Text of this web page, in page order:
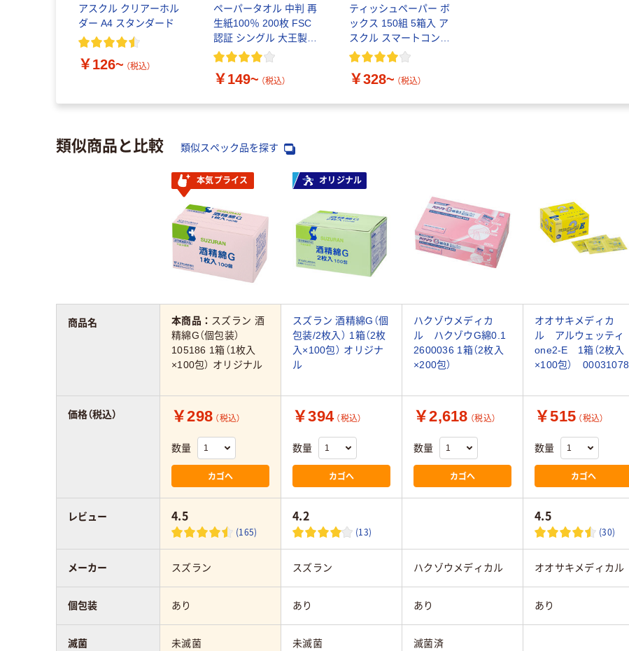
アスクル クリアーホル
ダー A4 スタンダード
￥126~ （税込）
ペーパータオル 中判 再
生紙100％ 200枚 FSC
認証 シングル 大王製紙
共同企画 オリジナル
￥149~ （税込）
ティッシュペーパー ボ
ックス 150組 5箱入 ア
スクル スマートコンパ
クト ビビッド PEFC認
￥328~ （税込）
類似商品と比較 類似スペック品を探す
本気プライス オリジナル
本商品： スズラン 酒
精綿G（個包装）
105186 1箱（1枚入
×100包） オリジナル
スズラン 酒精綿G（個
包装/2枚入） 1箱（2枚
入×100包） オリジナ
ル
ハクゾウメディカ
ル ハクゾウG綿0.1
2600036 1箱（2枚入
×200包）
オオサキメディカ
ル アルウェッティ
one2-E 1箱（2枚入
×100包） 00031078
￥298 （税込）
数量
カゴへ
￥394 （税込）
数量
カゴへ
￥2,618 （税込）
数量
カゴへ
￥515 （税込）
数量
カゴへ
4.5
(165)
4.2
(13)
4.5
(30)
スズラン スズラン ハクゾウメディカル オオサキメディカル
あり あり あり あり
未滅菌 未滅菌 滅菌済
商品名
価格（税込）
レビュー
メーカー
個包装
滅菌